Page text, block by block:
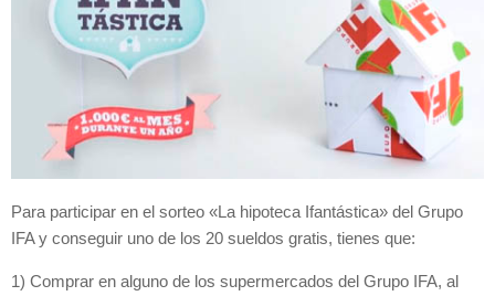
Para participar en el sorteo «La hipoteca Ifantástica» del Grupo
IFA y conseguir uno de los 20 sueldos gratis, tienes que:
1) Comprar en alguno de los supermercados del Grupo IFA, al